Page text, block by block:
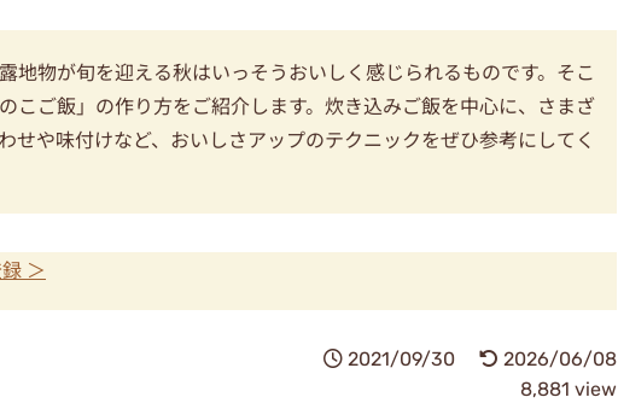
地物が旬を迎える秋はいっそうおいしく感じられるものです。そこ
こご飯」の作り方をご紹介します。炊き込みご飯を中心に、さまざ
せや味付けなど、おいしさアップのテクニックをぜひ参考にしてく
＞
2021/09/30
2026/06/08
8,881 view